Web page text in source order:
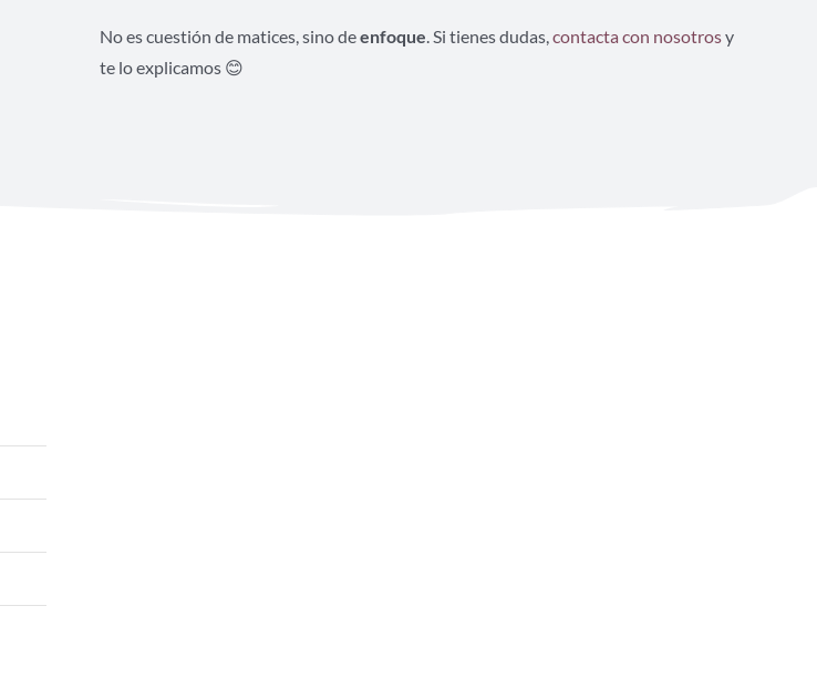
No es cuestión de matices, sino deenfoque. Si tienes dudas,contacta con nosotrosy
te lo explicamos 😊